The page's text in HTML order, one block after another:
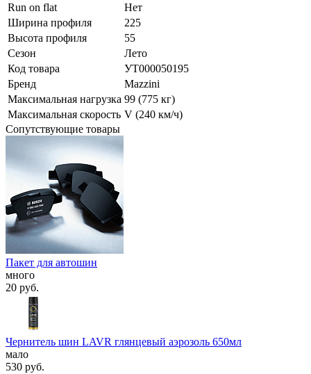
Run on flat
Нет
Ширина профиля
225
Высота профиля
55
Сезон
Лето
Код товара
УТ000050195
Бренд
Mazzini
Максимальная нагрузка 99 (775 кг)
Максимальная скорость V (240 км/ч)
Сопутствующие товары
Пакет для автошин
много
20 руб.
Чернитель шин LAVR глянцевый аэрозоль 650мл
мало
530 руб.